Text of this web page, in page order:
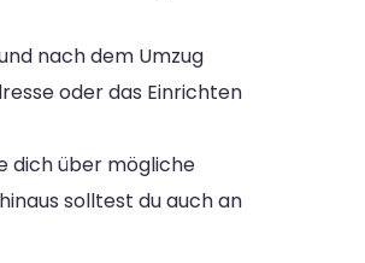
nach dem Umzug
oder das Einrichten
dich über mögliche
solltest du auch an